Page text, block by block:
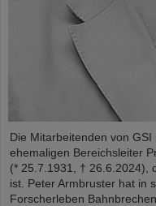
Die Mitarbeitenden von
ehemaligen Bereichsleiter
(* 25.7.1931, † 26.6.2024),
ist. Peter Armbruster hat in
Forscherleben